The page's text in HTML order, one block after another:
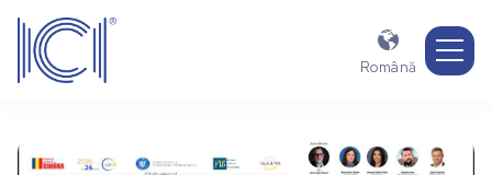

Română